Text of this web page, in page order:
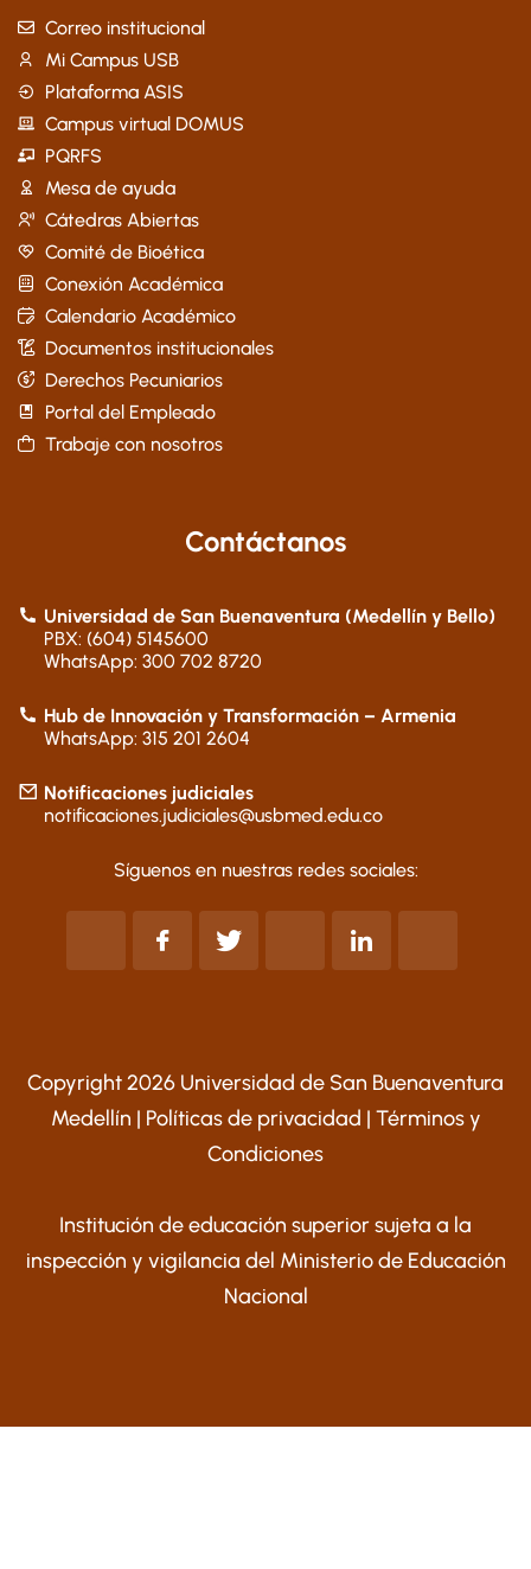
Correo institucional
Mi Campus USB
Plataforma ASIS
Campus virtual DOMUS
PQRFS
Mesa de ayuda
Cátedras Abiertas
Comité de Bioética
Conexión Académica
Calendario Académico
Documentos institucionales
Derechos Pecuniarios
Portal del Empleado
Trabaje con nosotros
Contáctanos
Universidad de San Buenaventura (Medellín y Bello)
PBX: (604) 5145600
WhatsApp: 300 702 8720
Hub de Innovación y Transformación – Armenia
WhatsApp: 315 201 2604
Notificaciones judiciales
notificaciones.judiciales@usbmed.edu.co
Síguenos en nuestras redes sociales:
Copyright 2026 Universidad de San Buenaventura
Medellín | Políticas de privacidad | Términos y
Condiciones
Institución de educación superior sujeta a la
inspección y vigilancia del Ministerio de Educación
Nacional